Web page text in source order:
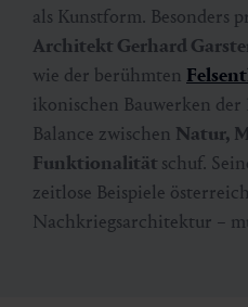
als Kunstform. Besonders
Architekt Gerhard
wie der berühmten
ikonischen Bauwerken der
Balance zwischen Natur,
Funktionalität schuf.
zeitlose Beispiele
Nachkriegsarchitektur –